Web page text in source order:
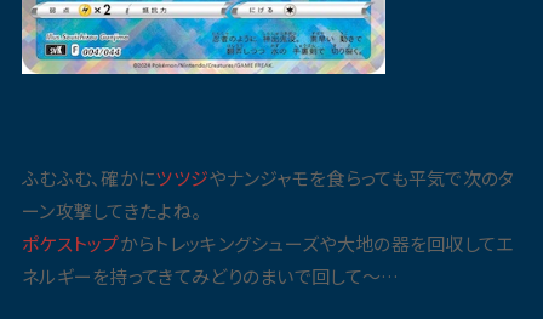
ふむふむ、確かにツツジやナンジャモを食らっても平気で次のタ
ーン攻撃してきたよね。
ポケストップからトレッキングシューズや大地の器を回収してエ
ネルギーを持ってきてみどりのまいで回して〜…